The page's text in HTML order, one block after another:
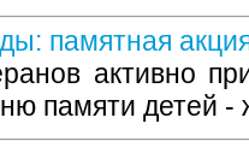
памятная
активно
памяти детей -